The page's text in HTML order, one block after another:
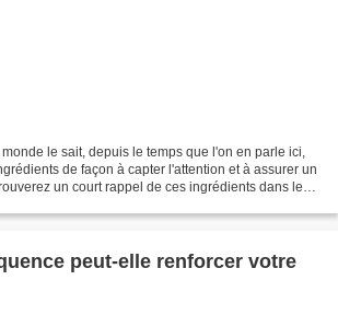
le sait, depuis le temps que l'on en parle ici,
de façon à capter l'attention et à assurer un
un court rappel de ces ingrédients dans le
peut-elle renforcer votre